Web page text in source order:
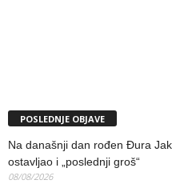
POSLEDNJE OBJAVE
Na današnji dan rođen Đura
ostavljao i „poslednji groš“
08/08/2026